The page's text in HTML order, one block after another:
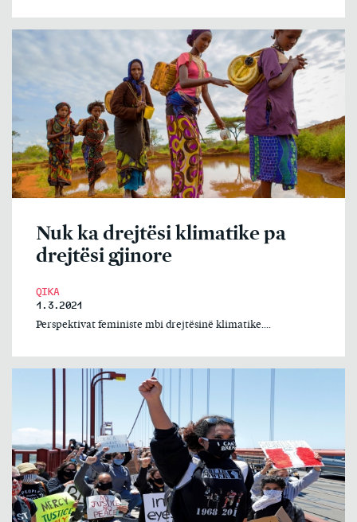
Nuk ka drejtësi klimatike pa
drejtësi gjinore
QIKA
1.3.2021
Perspektivat feministe mbi drejtësinë klimatike....